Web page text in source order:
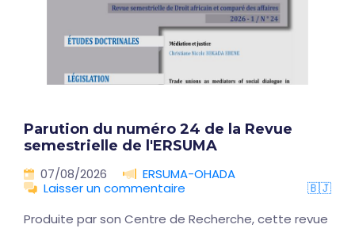
Parution du numéro 24 de la Revue
semestrielle de l'ERSUMA
07/08/2026
ERSUMA-OHADA
Laisser un commentaire
🇧🇯
Produite par son Centre de Recherche, cette revue